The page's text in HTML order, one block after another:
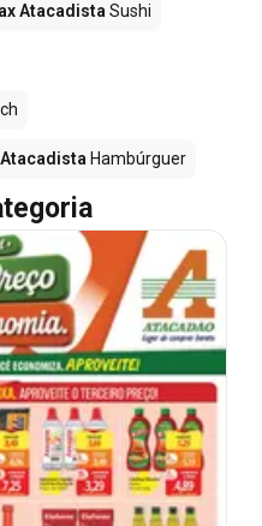
Atacadista Sushi
Atacadista Hambúrguer